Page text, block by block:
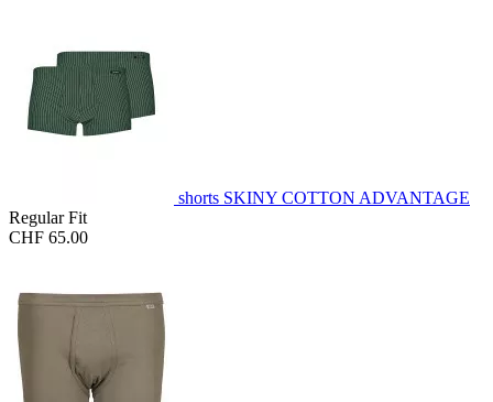
shorts SKINY COTTON ADVANTAGE
Regular Fit
CHF 65.00